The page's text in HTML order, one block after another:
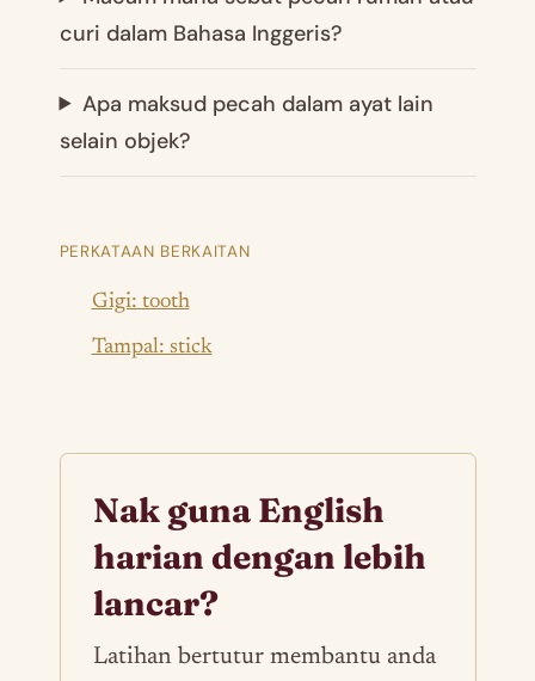
curi dalam Bahasa Inggeris?
Apa maksud pecah dalam ayat lain
selain objek?
PERKATAAN BERKAITAN
Gigi: tooth
Tampal: stick
Nak guna English
harian dengan lebih
lancar?
Latihan bertutur membantu anda